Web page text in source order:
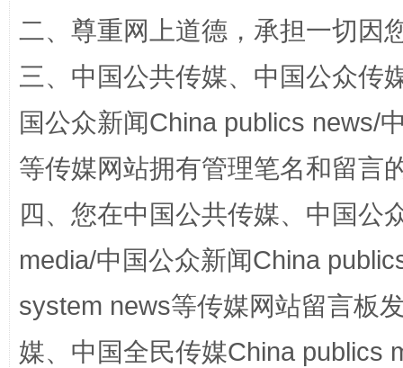
站台名比不上好声名
漫山遍野的桃花与雪山、麦地、白藏房 除
二、尊重网上道德，承担一切因
三、中国公共传媒、中国公众传
国公众新闻China publics news/
等传媒网站拥有管理笔名和留言
四、您在中国公共传媒、中国公
media/中国公众新闻China
system news等传媒网站留言板
媒、中国全民传媒China publics